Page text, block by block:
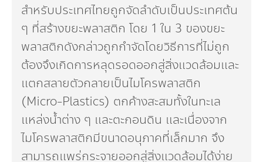
สำหรับประเทศไทยถูกจัดลำดับเป็นประเทศต้น
ๆ ที่สร้างขยะพลาสติก โดย 1 ใน 3 ของขยะ
พลาสติกดังกล่าวถูกกำจัดโดยวิธีการที่ไม่ถูก
ต้องจึงเกิดการหลุดรอดออกสู่สิ่งแวดล้อมและ
แตกสลายตัวกลายเป็นไมโครพลาสติก
(Micro-Plastics) ตกค้างสะสมทั้งในทะเล
แหล่งน้ำต่าง ๆ และตะกอนดิน และเนื่องจาก
ไมโครพลาสติกมีขนาดอนุภาคที่เล็กมาก จึง
สามารถแพร่กระจายออกสู่สิ่งแวดล้อมได้ง่าย